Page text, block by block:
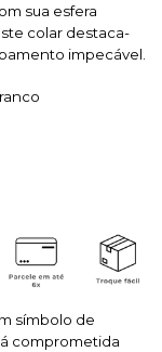
sua esfera
colar destaca-
impecável.
símbolo de
comprometida